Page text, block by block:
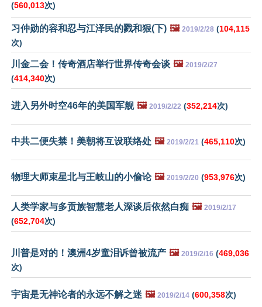
(560,013次)
习仲勋的容和忍与江泽民的戮和狠(下) 🖼️ 2019/2/28 (104,115
次)
川金二会！传奇酒店举行世界传奇会谈 🖼️ 2019/2/27
(414,340次)
进入另外时空46年的美国军舰 🖼️ 2019/2/22 (352,214次)
中共二便失禁！美朝将互设联络处 🖼️ 2019/2/21 (465,110次)
物理大师束星北与王岐山的小偷论 🖼️ 2019/2/20 (953,976次)
人类学家与多贡族智慧老人深谈后依然白痴 🖼️ 2019/2/17
(652,704次)
川普是对的！澳洲4岁童泪诉曾被流产 🖼️ 2019/2/16 (469,036
次)
宇宙是无神论者的永远不解之迷 🖼️ 2019/2/14 (600,358次)